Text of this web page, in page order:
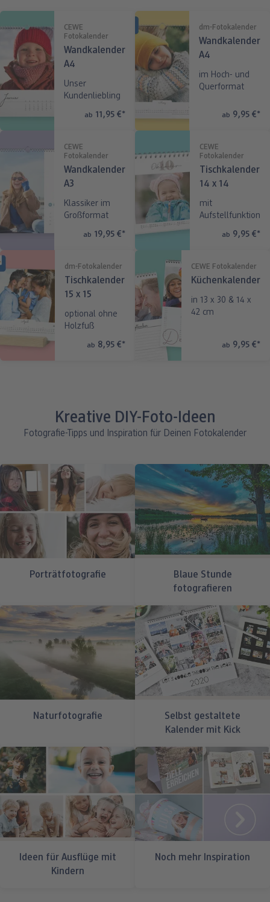
CEWE
Fotokalender
Wandkalender
A4
Unser
Kundenliebling
ab 11,95 €*
dm-Fotokalender
Wandkalender
A4
im Hoch- und
Querformat
ab 9,95 €*
CEWE
Fotokalender
Wandkalender
A3
Klassiker im
Großformat
ab 19,95 €*
CEWE
Fotokalender
Tischkalender
14 x 14
mit
Aufstellfunktion
ab 9,95 €*
dm-Fotokalender
Tischkalender
15 x 15
optional ohne
Holzfuß
ab 8,95 €*
CEWE Fotokalender
Küchenkalender
in 13 x 30 & 14 x
42 cm
ab 9,95 €*
Kreative DIY-Foto-Ideen
Fotografie-Tipps und Inspiration für Deinen Fotokalender
Porträtfotografie
Blaue Stunde
fotografieren
Naturfotografie
Selbst gestaltete
Kalender mit Kick
Ideen für Ausflüge mit
Kindern
Noch mehr Inspiration